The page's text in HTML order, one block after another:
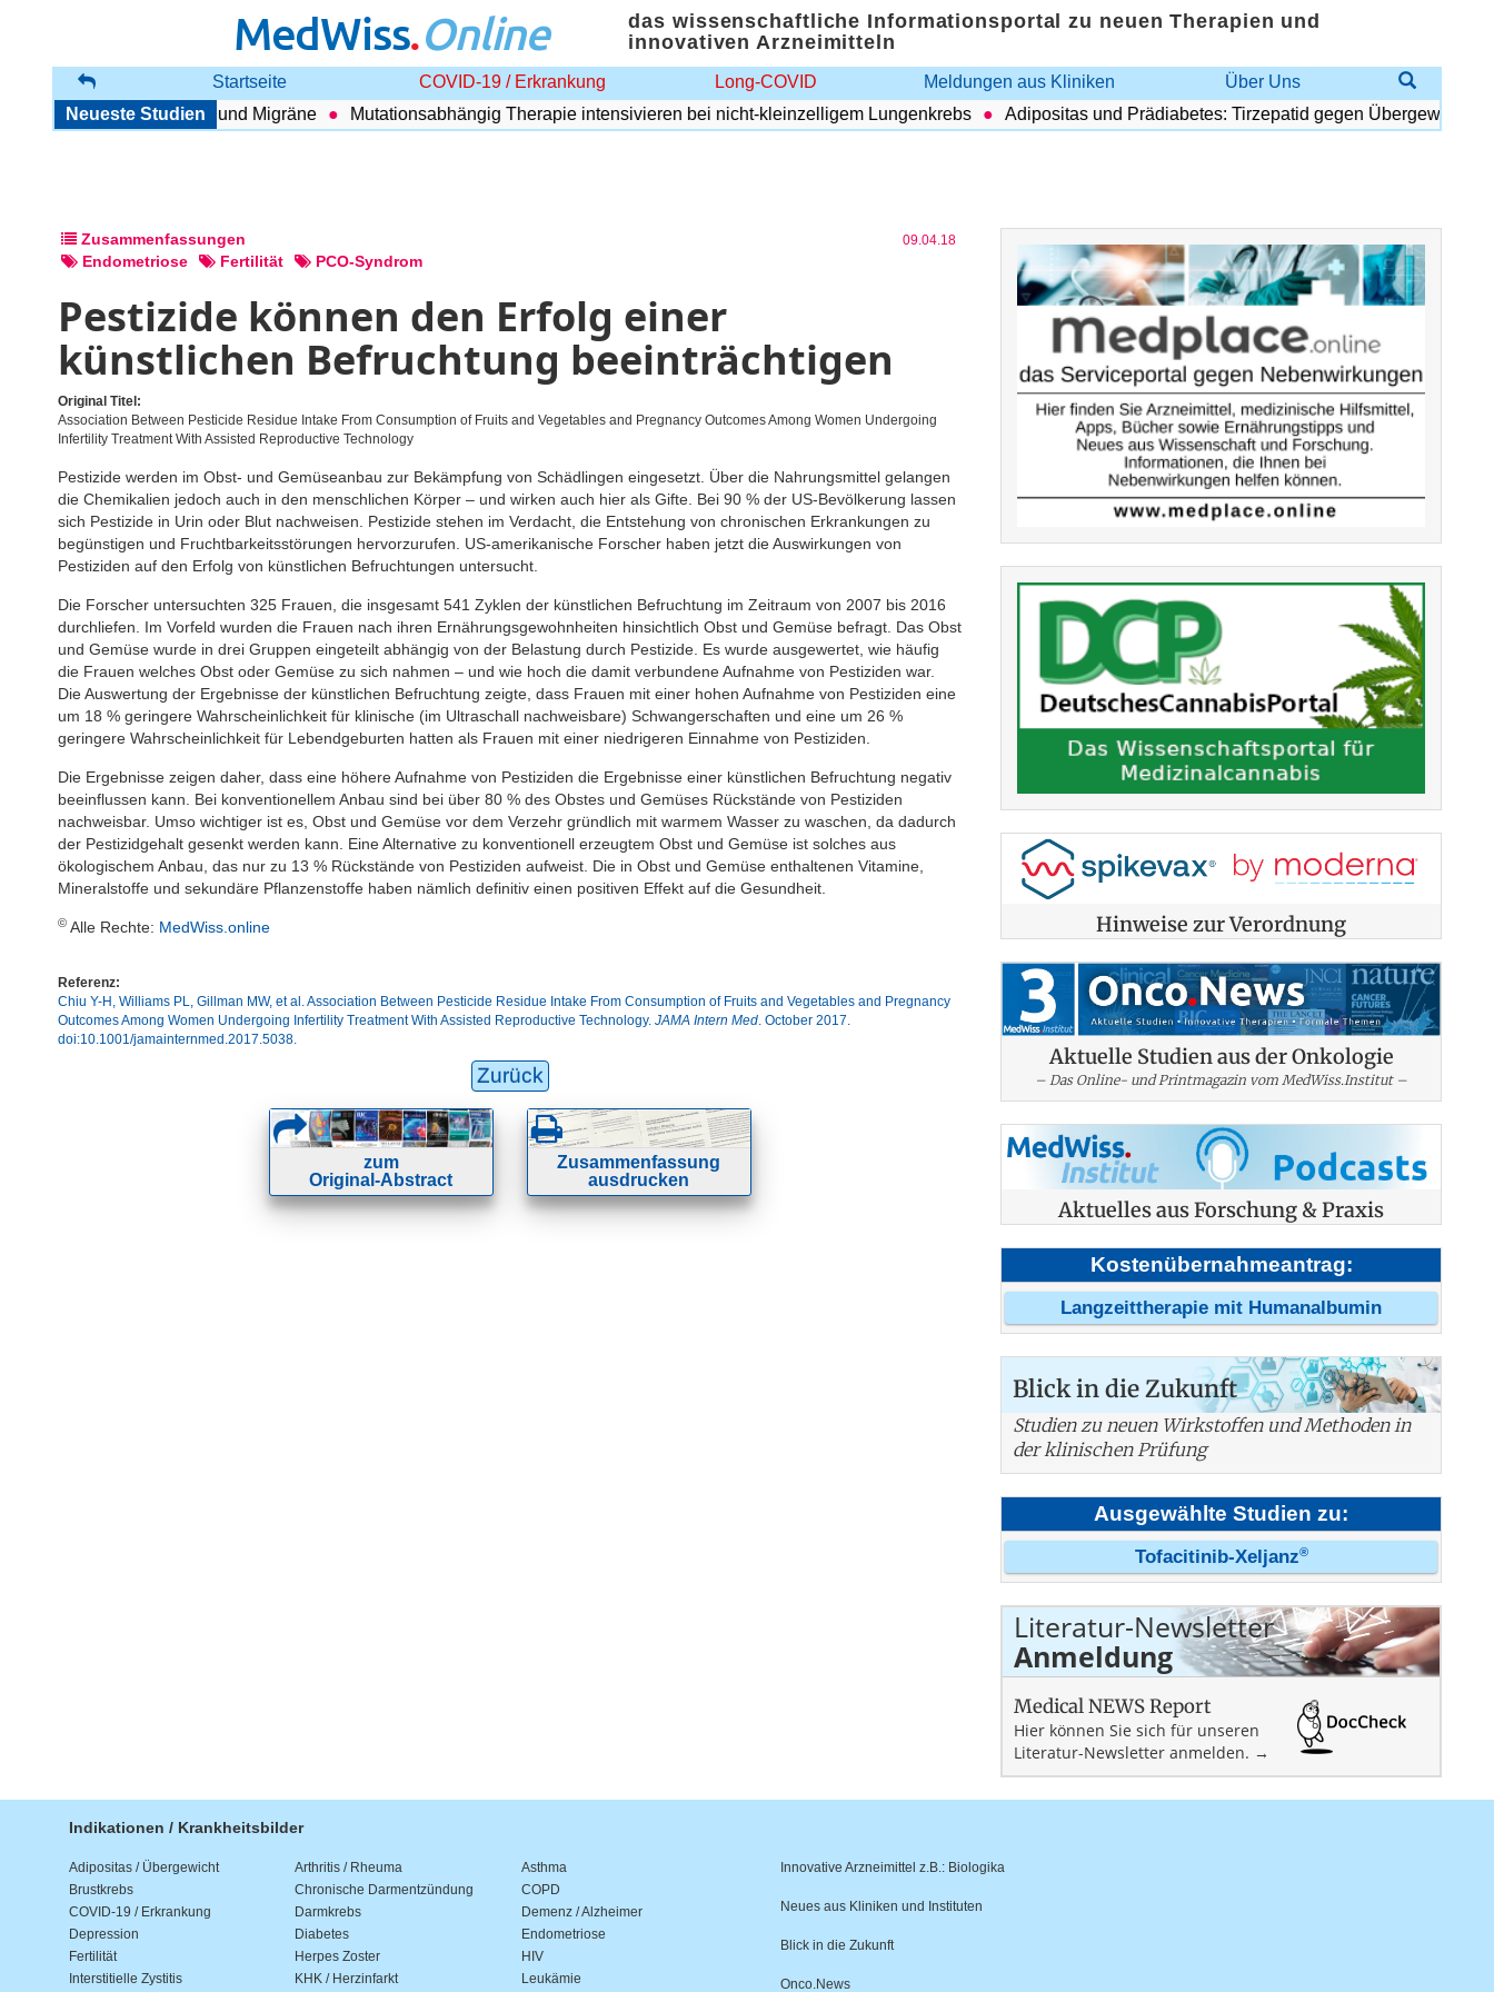
MedWiss.Online
das wissenschaftliche Informationsportal zu neuen Therapien und
innovativen Arzneimitteln
Startseite COVID-19 / Erkrankung Long-COVID Meldungen aus Kliniken
Über Uns
Neueste Studien
zwischen COPD und Migräne Mutationsabhängig Therapie intensivieren bei nicht-kleinzelligem Lungenkrebs Adipositas und Prädiabetes: Tirzepatid gegen Übergewicht und
Zusammenfassungen 09.04.18
Endometriose Fertilität PCO-Syndrom
Pestizide können den Erfolg einer
künstlichen Befruchtung beeinträchtigen
Original Titel:
Association Between Pesticide Residue Intake From Consumption of Fruits and Vegetables and Pregnancy Outcomes Among Women Undergoing
Infertility Treatment With Assisted Reproductive Technology
Pestizide werden im Obst- und Gemüseanbau zur Bekämpfung von Schädlingen eingesetzt. Über die Nahrungsmittel gelangen
die Chemikalien jedoch auch in den menschlichen Körper – und wirken auch hier als Gifte. Bei 90 % der US-Bevölkerung lassen
sich Pestizide in Urin oder Blut nachweisen. Pestizide stehen im Verdacht, die Entstehung von chronischen Erkrankungen zu
begünstigen und Fruchtbarkeitsstörungen hervorzurufen. US-amerikanische Forscher haben jetzt die Auswirkungen von
Pestiziden auf den Erfolg von künstlichen Befruchtungen untersucht.
Die Forscher untersuchten 325 Frauen, die insgesamt 541 Zyklen der künstlichen Befruchtung im Zeitraum von 2007 bis 2016
durchliefen. Im Vorfeld wurden die Frauen nach ihren Ernährungsgewohnheiten hinsichtlich Obst und Gemüse befragt. Das Obst
und Gemüse wurde in drei Gruppen eingeteilt abhängig von der Belastung durch Pestizide. Es wurde ausgewertet, wie häufig
die Frauen welches Obst oder Gemüse zu sich nahmen – und wie hoch die damit verbundene Aufnahme von Pestiziden war.
Die Auswertung der Ergebnisse der künstlichen Befruchtung zeigte, dass Frauen mit einer hohen Aufnahme von Pestiziden eine
um 18 % geringere Wahrscheinlichkeit für klinische (im Ultraschall nachweisbare) Schwangerschaften und eine um 26 %
geringere Wahrscheinlichkeit für Lebendgeburten hatten als Frauen mit einer niedrigeren Einnahme von Pestiziden.
Die Ergebnisse zeigen daher, dass eine höhere Aufnahme von Pestiziden die Ergebnisse einer künstlichen Befruchtung negativ
beeinflussen kann. Bei konventionellem Anbau sind bei über 80 % des Obstes und Gemüses Rückstände von Pestiziden
nachweisbar. Umso wichtiger ist es, Obst und Gemüse vor dem Verzehr gründlich mit warmem Wasser zu waschen, da dadurch
der Pestizidgehalt gesenkt werden kann. Eine Alternative zu konventionell erzeugtem Obst und Gemüse ist solches aus
ökologischem Anbau, das nur zu 13 % Rückstände von Pestiziden aufweist. Die in Obst und Gemüse enthaltenen Vitamine,
Mineralstoffe und sekundäre Pflanzenstoffe haben nämlich definitiv einen positiven Effekt auf die Gesundheit.
© Alle Rechte: MedWiss.online
Referenz:
Chiu Y-H, Williams PL, Gillman MW, et al. Association Between Pesticide Residue Intake From Consumption of Fruits and Vegetables and Pregnancy
Outcomes Among Women Undergoing Infertility Treatment With Assisted Reproductive Technology. JAMA Intern Med. October 2017.
doi:10.1001/jamainternmed.2017.5038.
Zurück
zum
Original-Abstract
Zusammenfassung
ausdrucken
Hinweise zur Verordnung
Aktuelle Studien aus der Onkologie
– Das Online- und Printmagazin vom MedWiss.Institut –
Aktuelles aus Forschung & Praxis
Kostenübernahmeantrag:
Langzeittherapie mit Humanalbumin
Blick in die Zukunft
Studien zu neuen Wirkstoffen und Methoden in
der klinischen Prüfung
Ausgewählte Studien zu:
Tofacitinib-Xeljanz®
Literatur-Newsletter
Anmeldung
Medical NEWS Report
Hier können Sie sich für unseren
Literatur-Newsletter anmelden. →
Indikationen / Krankheitsbilder
Adipositas / Übergewicht Arthritis / Rheuma
Asthma
Brustkrebs
Chronische Darmentzündung
COPD
COVID-19 / Erkrankung
Darmkrebs
Demenz / Alzheimer
Depression
Diabetes
Endometriose
Fertilität
Herpes Zoster
HIV
Interstitielle Zystitis
KHK / Herzinfarkt Leukämie
Innovative Arzneimittel z.B.: Biologika
Neues aus Kliniken und Instituten
Blick in die Zukunft
Onco.News